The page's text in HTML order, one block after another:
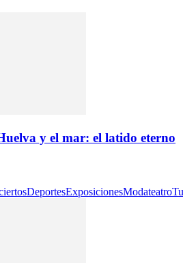
y el mar: el latido eterno
DeportesExposicionesModateatro